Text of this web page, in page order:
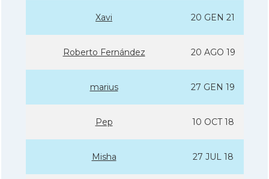
Xavi 20 GEN 21
Roberto Fernández 20 AGO 19
marius 27 GEN 19
Pep 10 OCT 18
Misha 27 JUL 18